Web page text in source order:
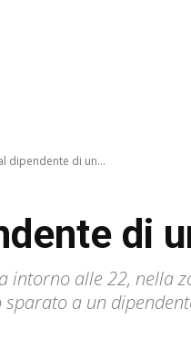
dipendente di un...
di
intorno alle 22, nella
a un